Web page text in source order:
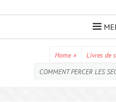
Home » Livres de
COMMENT PERCER LES